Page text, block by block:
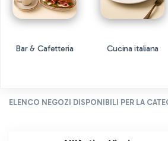
Bar & Cafetteria Cucina italiana
ELENCO NEGOZI DISPONIBILI PER LA